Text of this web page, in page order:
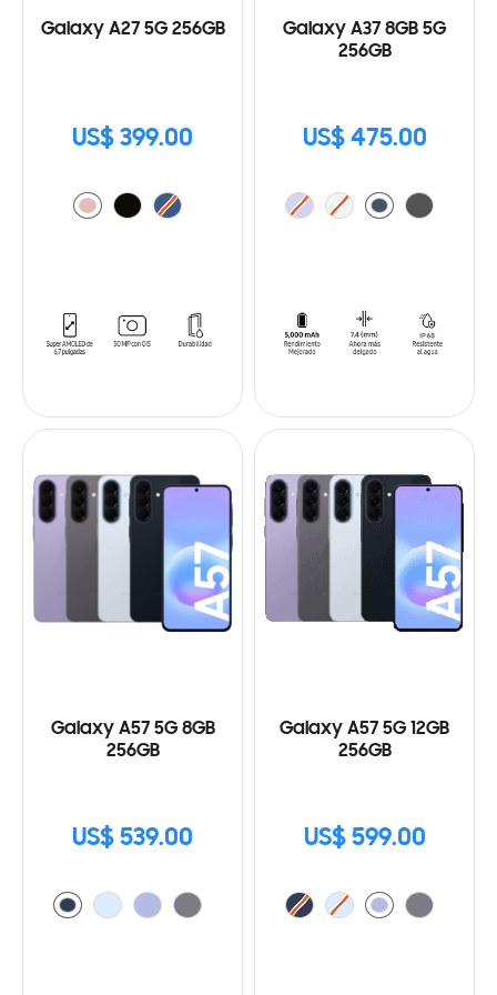
Galaxy A27 5G 256GB
US$ 399.00
Galaxy A37 8GB 5G
256GB
US$ 475.00
Galaxy A57 5G 8GB
256GB
US$ 539.00
Galaxy A57 5G 12GB
256GB
US$ 599.00